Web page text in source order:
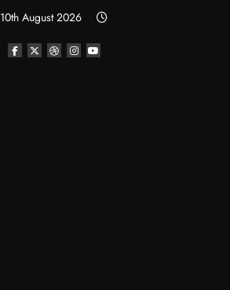
10th August 2026